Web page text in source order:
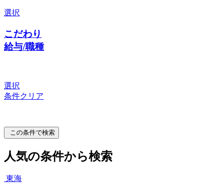
選択
こだわり
給与/職種
選択
条件クリア
この条件で検索
人気の条件から検索
東海